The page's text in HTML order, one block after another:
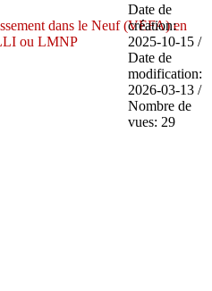
dans le Neuf (VEFA) en
ou LMNP
Date de
création:
2025-10-15 /
Date de
modification:
2026-03-13 /
Nombre de
vues: 29